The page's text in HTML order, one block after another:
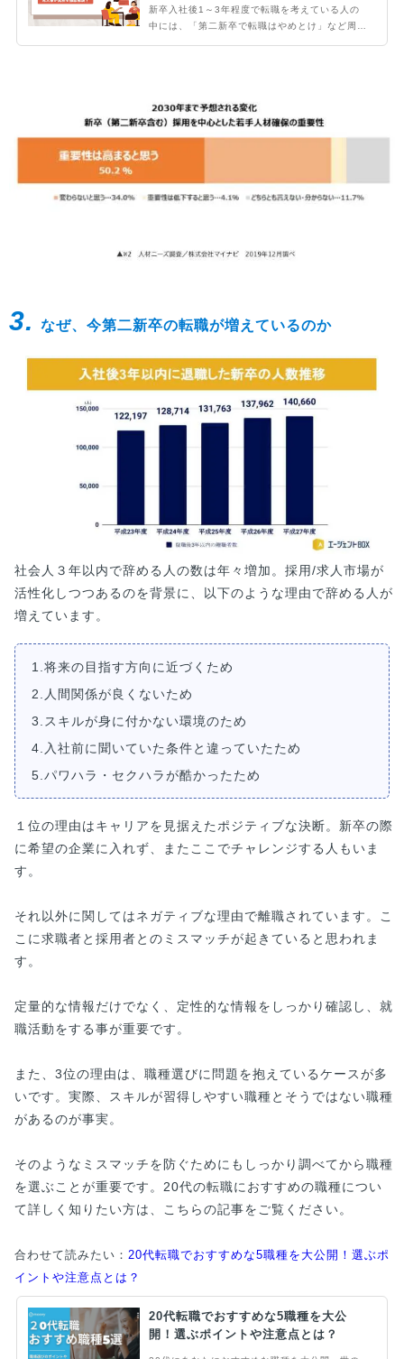
新卒入社後1～3年程度で転職を考えている人の
中には、「第二新卒で転職はやめとけ」など周囲
ントでプライム上場企業の人事経験者が徹底解説
します！
3. なぜ、今第二新卒の転職が増えているのか
社会人３年以内で辞める人の数は年々増加。採用/求人市場が
活性化しつつあるのを背景に、以下のような理由で辞める人が
増えています。
1.将来の目指す方向に近づくため
2.人間関係が良くないため
3.スキルが身に付かない環境のため
4.入社前に聞いていた条件と違っていたため
5.パワハラ・セクハラが酷かったため
１位の理由はキャリアを見据えたポジティブな決断。新卒の際
に希望の企業に入れず、またここでチャレンジする人もいま
す。
それ以外に関してはネガティブな理由で離職されています。こ
こに求職者と採用者とのミスマッチが起きていると思われま
す。
定量的な情報だけでなく、定性的な情報をしっかり確認し、就
職活動をする事が重要です。
また、3位の理由は、職種選びに問題を抱えているケースが多
いです。実際、スキルが習得しやすい職種とそうではない職種
があるのが事実。
そのようなミスマッチを防ぐためにもしっかり調べてから職種
を選ぶことが重要です。20代の転職におすすめの職種につい
て詳しく知りたい方は、こちらの記事をご覧ください。
合わせて読みたい： 20代転職でおすすめな5職種を大公開！選ぶポ
イントや注意点とは？
20代転職でおすすめな5職種を大公
開！選ぶポイントや注意点とは？